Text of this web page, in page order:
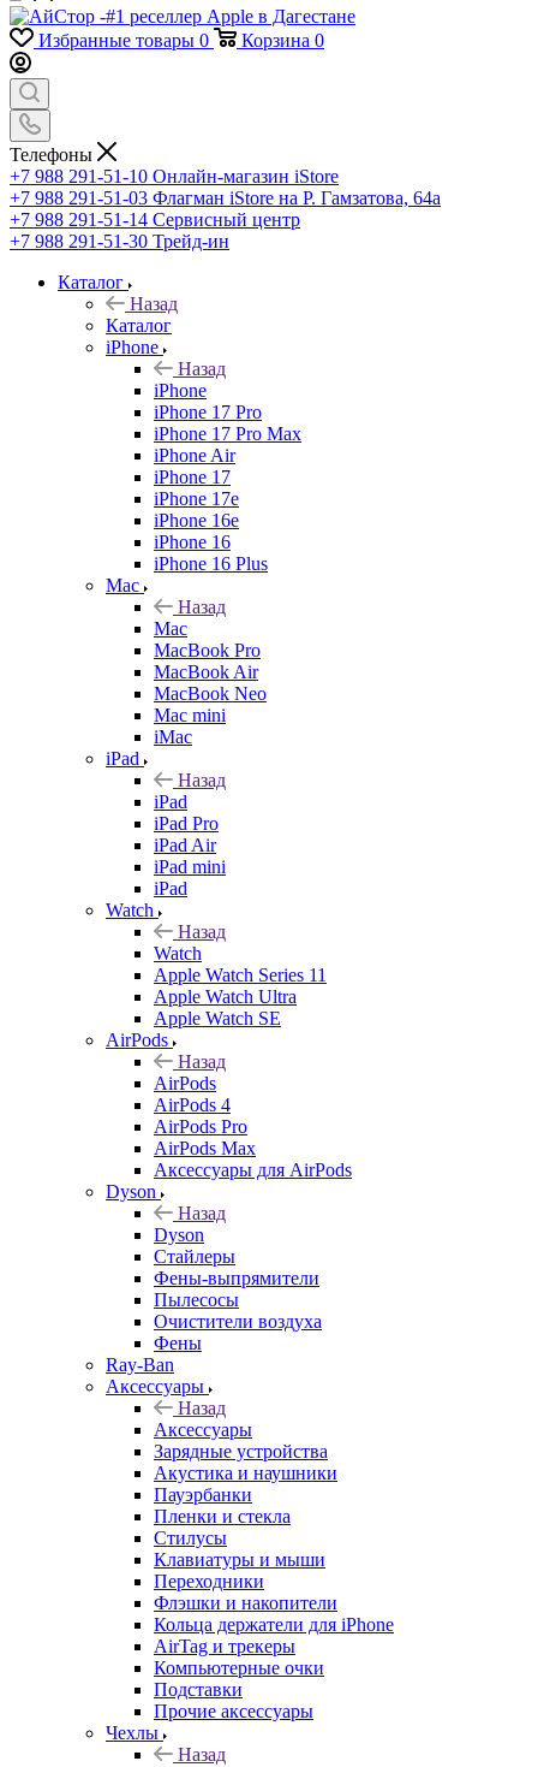
Избранные товары 0 Корзина 0
Телефоны
+7 988 291-51-10 Онлайн-магазин iStore
+7 988 291-51-03 Флагман iStore на Р. Гамзатова, 64а
+7 988 291-51-14 Сервисный центр
+7 988 291-51-30 Трейд-ин
Каталог
Назад
Каталог
iPhone
Назад
iPhone
iPhone 17 Pro
iPhone 17 Pro Max
iPhone Air
iPhone 17
iPhone 17e
iPhone 16e
iPhone 16
iPhone 16 Plus
Mac
Назад
Mac
MacBook Pro
MacBook Air
MacBook Neo
Mac mini
iMac
iPad
Назад
iPad
iPad Pro
iPad Air
iPad mini
iPad
Watch
Назад
Watch
Apple Watch Series 11
Apple Watch Ultra
Apple Watch SE
AirPods
Назад
AirPods
AirPods 4
AirPods Pro
AirPods Max
Аксессуары для AirPods
Dyson
Назад
Dyson
Стайлеры
Фены-выпрямители
Пылесосы
Очистители воздуха
Фены
Ray-Ban
Аксессуары
Назад
Аксессуары
Зарядные устройства
Акустика и наушники
Пауэрбанки
Пленки и стекла
Стилусы
Клавиатуры и мыши
Переходники
Флэшки и накопители
Кольца держатели для iPhone
AirTag и трекеры
Компьютерные очки
Подставки
Прочие аксессуары
Чехлы
Назад